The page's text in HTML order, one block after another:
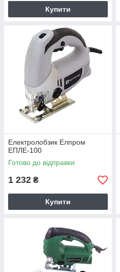
Купити
Електролобзик Елпром
ЕПЛЕ-100
Готово до відправки
1 232 ₴
Купити